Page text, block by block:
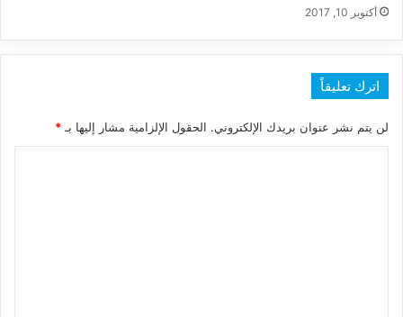
أكتوبر 10, 2017
اترك تعليقاً
لن يتم نشر عنوان بريدك الإلكتروني. الحقول الإلزامية مشار إليها بـ *